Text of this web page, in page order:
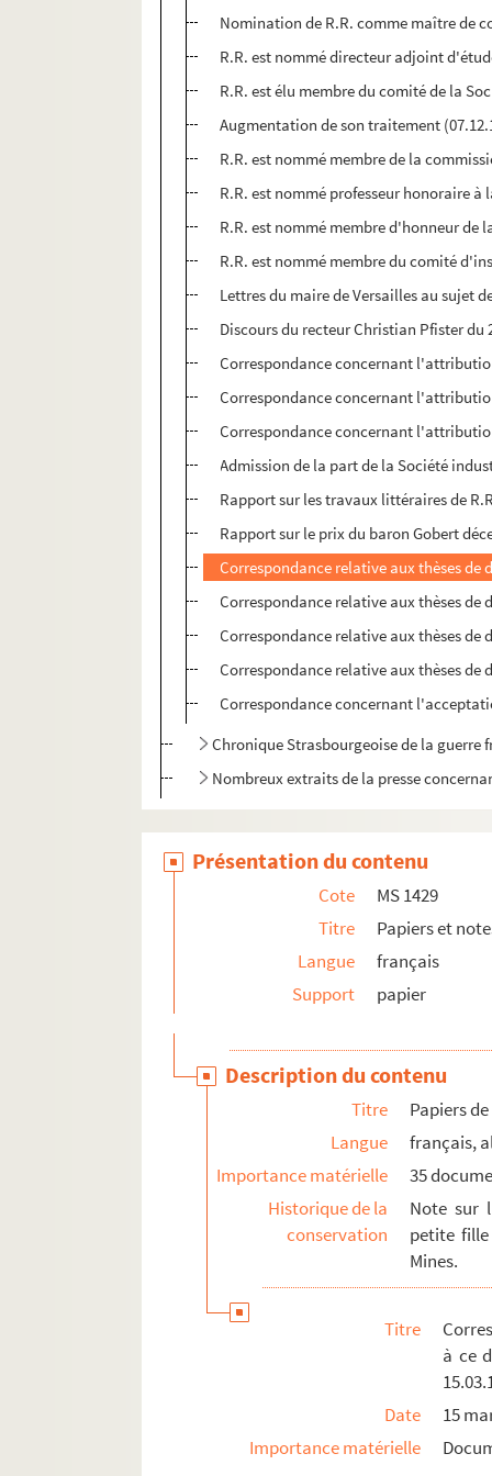
Nomination de R.R. comme maître de
R.R. est nommé directeur adjoint
R.R. est élu membre du comité de la
Augmentation de son traitement
R.R. est nommé membre de la
R.R. est nommé professeur honoraire
R.R. est nommé membre d'honneur de
R.R. est nommé membre du comité
Lettres du maire de Versailles au sujet
Discours du recteur Christian Pfister du
Correspondance concernant
Correspondance concernant
Correspondance concernant
Admission de la part de la Société
Rapport sur les travaux littéraires de
Rapport sur le prix du baron Gobert
Correspondance relative aux thèses de
Correspondance relative aux thèses de
Correspondance relative aux thèses de
Correspondance relative aux thèses de
Correspondance concernant
Chronique Strasbourgeoise de la guerre
Nombreux extraits de la presse
Présentation du contenu
Cote
MS 1429
Titre
Papiers et
Langue
français
Support
papier
Description du contenu
Titre
Papiers
Langue
français,
Importance matérielle
35
Historique de la
conservation
Note sur
petite fille
Mines.
Titre
à ce
Date
15
Importance matérielle